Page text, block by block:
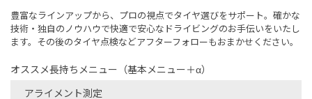
豊富なラインアップから、プロの視点でタイヤ選びをサポート。確かな
技術・独自のノウハウで快適で安心なドライビングのお手伝いをいたし
ます。その後のタイヤ点検などアフターフォローもおまかせください。
オススメ長持ちメニュー（基本メニュー＋α）
アライメント測定